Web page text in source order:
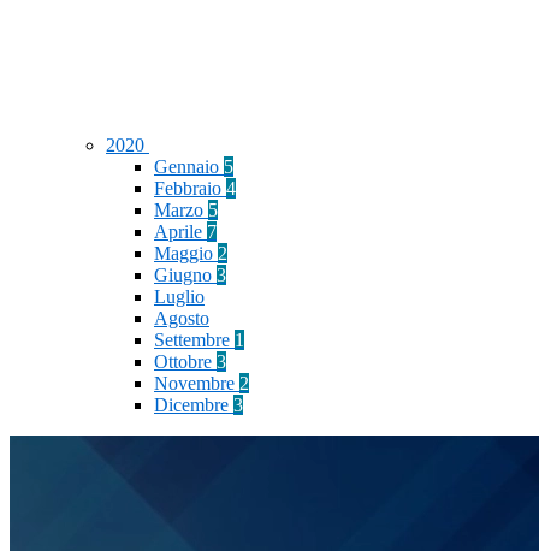
2020
Gennaio 5
Febbraio 4
Marzo 5
Aprile 7
Maggio 2
Giugno 3
Luglio
Agosto
Settembre 1
Ottobre 3
Novembre 2
Dicembre 3